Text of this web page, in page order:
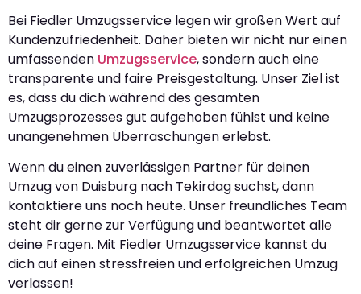
Bei Fiedler Umzugsservice legen wir großen Wert auf
Kundenzufriedenheit. Daher bieten wir nicht nur einen
umfassenden Umzugsservice, sondern auch eine
transparente und faire Preisgestaltung. Unser Ziel ist
es, dass du dich während des gesamten
Umzugsprozesses gut aufgehoben fühlst und keine
unangenehmen Überraschungen erlebst.
Wenn du einen zuverlässigen Partner für deinen
Umzug von Duisburg nach Tekirdag suchst, dann
kontaktiere uns noch heute. Unser freundliches Team
steht dir gerne zur Verfügung und beantwortet alle
deine Fragen. Mit Fiedler Umzugsservice kannst du
dich auf einen stressfreien und erfolgreichen Umzug
verlassen!